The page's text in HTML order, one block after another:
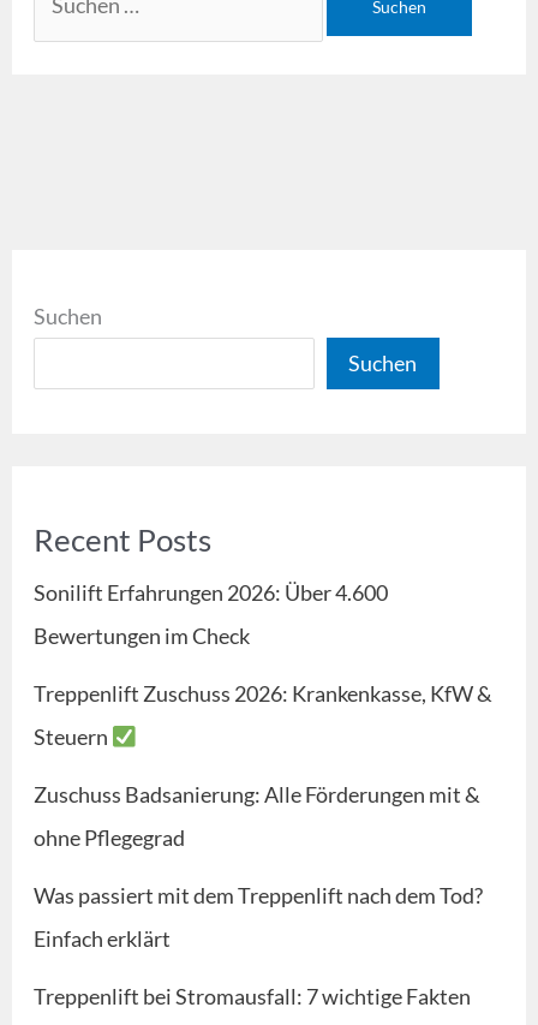
Suchen
Suchen
Recent Posts
Sonilift Erfahrungen 2026: Über 4.600
Bewertungen im Check
Treppenlift Zuschuss 2026: Krankenkasse, KfW &
Steuern
Zuschuss Badsanierung: Alle Förderungen mit &
ohne Pflegegrad
Was passiert mit dem Treppenlift nach dem Tod?
Einfach erklärt
Treppenlift bei Stromausfall: 7 wichtige Fakten